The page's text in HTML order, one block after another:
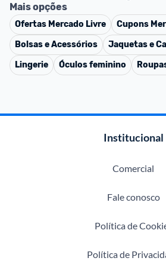
Mais opções
Ofertas Mercado Livre Cupons
Bolsas e Acessórios
Jaquetas e
Lingerie
Óculos feminino
Institucional
Comercial
Fale conosco
Política de
Política de